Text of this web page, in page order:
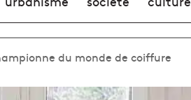
du monde de coiffure